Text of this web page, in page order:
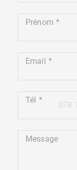
Prénom
Email
+41
Tél
Message